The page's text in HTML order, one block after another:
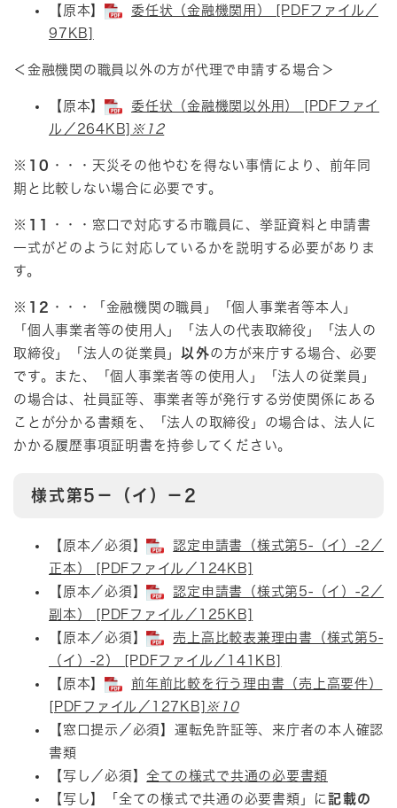
【原本】​
委任状（金融機関用） [PDFファイル／
97KB]
＜金融機関の職員以外の方が代理で申請する場合＞​
【原本】​
委任状（金融機関以外用） [PDFファイ
ル／264KB]
※12
※10 ・・・天災その他やむを得ない事情により、前年同
期と比較しない場合に必要です。
※11
・・・窓口で対応する市職員に、挙証資料と申請書
一式がどのように対応しているかを説明する必要がありま
す。
※12 ・・・「金融機関の職員」「個人事業者等本人」
「個人事業者等の使用人」「法人の代表取締役」「法人の
取締役」「法人の従業員」 以外の方が来庁する場合、必要
です。また、「個人事業者等の使用人」「法人の従業員」
の場合は、社員証等、事業者等が発行する労使関係にある
ことが分かる書類を、「法人の取締役」の場合は、法人に
かかる履歴事項証明書を持参してください。
様式第5－（イ）－2
​【原本／必須】
認定申請書（様式第5-（イ）-2／
正本） [PDFファイル／124KB]
【原本／必須】
認定申請書（様式第5-（イ）-2／
副本） [PDFファイル／125KB]
【原本／必須】
売上高比較表兼理由書（様式第5-
（イ）-2） [PDFファイル／141KB]
【原本】
前年前比較を行う理由書（売上高要件）
[PDFファイル／127KB]
※10
【窓口提示／必須】運転免許証等、来庁者の本人確認
書類
【写し／必須】全ての様式で共通の必要書類
【写し】「全ての様式で共通の必要書類」に 記載の